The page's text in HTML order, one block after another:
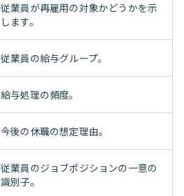
従業員が再雇用の対象かどうかを示
します。
従業員の給与グループ。
給与処理の頻度。
今後の休職の想定理由。
従業員のジョブポジションの一意の
識別子。